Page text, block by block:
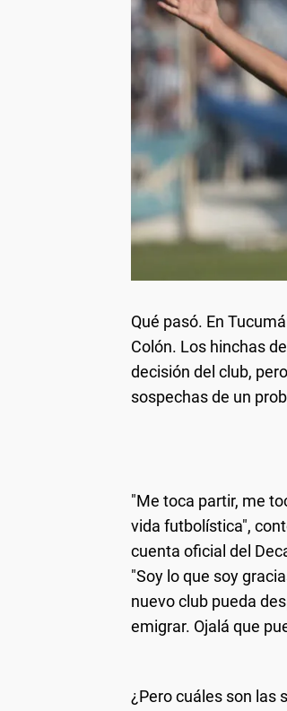
Qué pasó. En
Colón. Los hinchas
decisión del club,
sospechas de un
"Me toca partir, me
vida futbolística",
cuenta oficial del
"Soy lo que soy
nuevo club pueda
emigrar. Ojalá que
¿Pero cuáles son las